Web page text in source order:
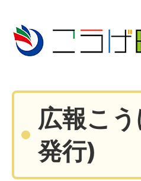
広報こ
発行)